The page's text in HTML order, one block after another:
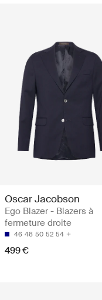
Oscar Jacobson
Ego Blazer - Blazers à
fermeture droite
46 48 50 52 54
499 €